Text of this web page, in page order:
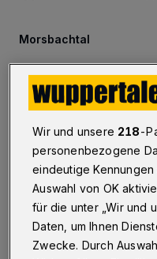
Morsbachtal
Wanderweg-
Wuppertal·Die
haben auch die
beschädigt. Besonders
Bergisches Weges,
angelegt wurde. Nun
Forstabteilung und das
Weg gemeinsam
Wir und unsere 218-
personenbezogene
eindeutige Kennungen
Auswahl von OK
für die unter „Wir und
Daten, um Ihnen
Zwecke. Durch